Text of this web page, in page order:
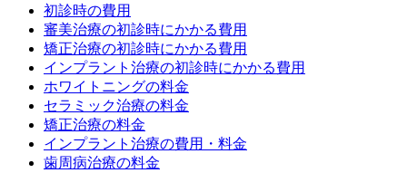
初診時の費用
審美治療の初診時にかかる費用
矯正治療の初診時にかかる費用
インプラント治療の初診時にかかる費用
ホワイトニングの料金
セラミック治療の料金
矯正治療の料金
インプラント治療の費用・料金
歯周病治療の料金